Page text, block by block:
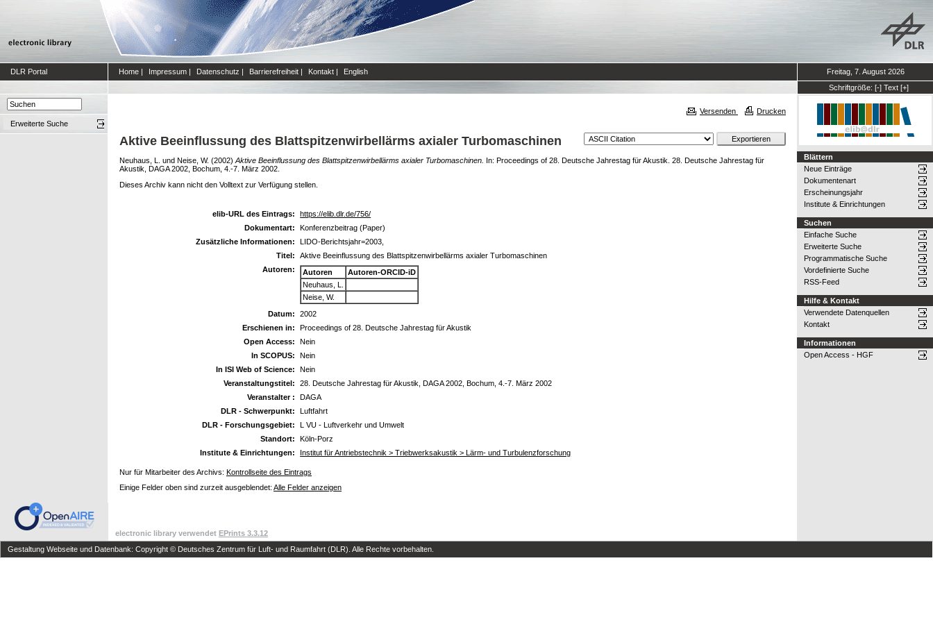
DLR Portal Home | Impressum | Datenschutz | Barrierefreiheit | Kontakt | English
Freitag, 7. August 2026
Schriftgröße: [-] Text [+]
Erweiterte Suche
Versenden Drucken
Aktive Beeinflussung des Blattspitzenwirbellärms axialer Turbomaschinen
Neuhaus, L. und Neise, W. (2002) Aktive Beeinflussung des Blattspitzenwirbellärms axialer Turbomaschinen. In: Proceedings of 28. Deutsche Jahrestag für Akustik. 28. Deutsche Jahrestag für
Akustik, DAGA 2002, Bochum, 4.-7. März 2002.
Dieses Archiv kann nicht den Volltext zur Verfügung stellen.
elib-URL des Eintrags:
https://elib.dlr.de/756/
Dokumentart:
Konferenzbeitrag (Paper)
Zusätzliche Informationen:
LIDO-Berichtsjahr=2003,
Titel:
Aktive Beeinflussung des Blattspitzenwirbellärms axialer Turbomaschinen
Autoren:
Autoren
Autoren-ORCID-iD
Neuhaus, L.
Neise, W.
Datum:
2002
Erschienen in:
Proceedings of 28. Deutsche Jahrestag für Akustik
Open Access:
Nein
In SCOPUS:
Nein
In ISI Web of Science:
Nein
Veranstaltungstitel:
28. Deutsche Jahrestag für Akustik, DAGA 2002, Bochum, 4.-7. März 2002
Veranstalter :
DAGA
DLR - Schwerpunkt:
Luftfahrt
DLR - Forschungsgebiet:
L VU - Luftverkehr und Umwelt
Standort:
Köln-Porz
Institute & Einrichtungen:
Institut für Antriebstechnik > Triebwerksakustik > Lärm- und Turbulenzforschung
Nur für Mitarbeiter des Archivs: Kontrollseite des Eintrags
Einige Felder oben sind zurzeit ausgeblendet: Alle Felder anzeigen
Blättern
Neue Einträge
Dokumentenart
Erscheinungsjahr
Institute & Einrichtungen
Suchen
Einfache Suche
Erweiterte Suche
Programmatische Suche
Vordefinierte Suche
RSS-Feed
Hilfe & Kontakt
Verwendete Datenquellen
Kontakt
Informationen
Open Access - HGF
electronic library verwendet EPrints 3.3.12
Gestaltung Webseite und Datenbank: Copyright © Deutsches Zentrum für Luft- und Raumfahrt (DLR). Alle Rechte vorbehalten.